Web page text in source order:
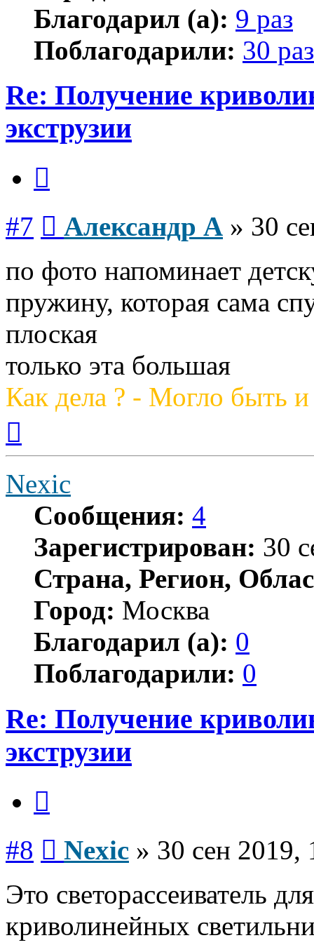
Благодарил (а): 9 раз
Поблагодарили: 30 раз
Re: Получение
экструзии
#7 Александр А » 30
по фото напоминает
пружину, которая сама
плоская
только эта большая
Как дела ? - Могло быть
началу
Nexic
Сообщения: 4
Зарегистрирован: 30
Страна, Регион,
Город: Москва
Благодарил (а): 0
Поблагодарили: 0
Re: Получение
экструзии
#8 Nexic » 30 сен 2019,
Это светорассеиватель
криволинейных